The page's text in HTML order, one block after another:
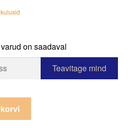
on saadaval